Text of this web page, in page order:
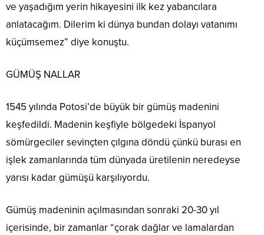
ve yaşadığım yerin hikayesini ilk kez yabancılara
anlatacağım. Dilerim ki dünya bundan dolayı vatanımı
küçümsemez” diye konuştu.
GÜMÜŞ NALLAR
1545 yılında Potosi’de büyük bir gümüş madenini
keşfedildi. Madenin keşfiyle bölgedeki İspanyol
sömürgeciler sevinçten çılgına döndü çünkü burası en
işlek zamanlarında tüm dünyada üretilenin neredeyse
yarısı kadar gümüşü karşılıyordu.
Gümüş madeninin açılmasından sonraki 20-30 yıl
içerisinde, bir zamanlar “çorak dağlar ve lamalardan